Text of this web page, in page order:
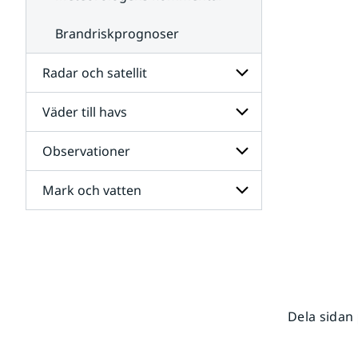
Brandriskprognoser
Radar och satellit
Undersidor
för
Radar
och
satellit
Väder till havs
Undersidor
för
Väder
till
havs
Observationer
Undersidor
för
Mark och vatten
Dela sidan